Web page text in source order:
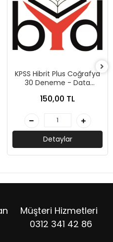
KPSS Hibrit Plus Coğrafya
30 Deneme - Data
150,00 TL
Detaylar
Müşteri Hizmetleri
0312 341 42 86